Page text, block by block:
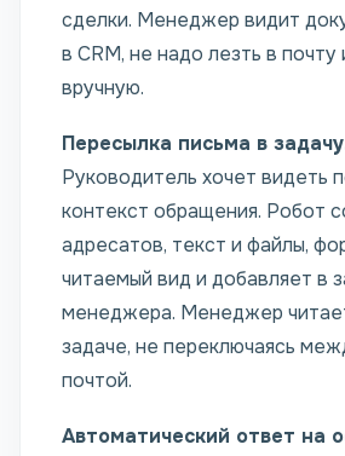
сделки. Менеджер видит
в CRM, не надо лезть в почту
вручную.
Пересылка письма в
Руководитель хочет видеть
контекст обращения. Робот
адресатов, текст и файлы,
читаемый вид и добавляет в
менеджера. Менеджер
задаче, не переключаясь
почтой.
Автоматический ответ на